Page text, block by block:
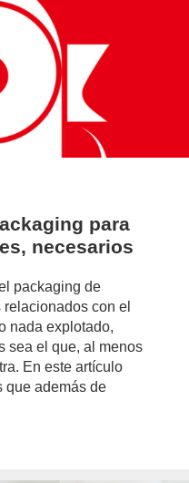
para
necesarios
packaging de
con el
nada explotado,
sea el que, al menos
En este artículo
que además de
author/redaccion/